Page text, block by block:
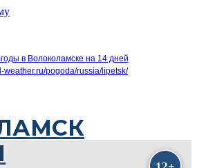
в Волоколамске на 14 дней
weather.ru/pogoda/russia/lipetsk/